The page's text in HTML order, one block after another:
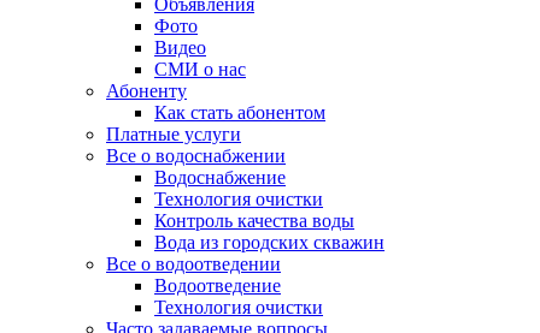
Объявления
Фото
Видео
СМИ о нас
Абоненту
Как стать абонентом
Платные услуги
Все о водоснабжении
Водоснабжение
Технология очистки
Контроль качества воды
Вода из городских скважин
Все о водоотведении
Водоотведение
Технология очистки
Часто задаваемые вопросы